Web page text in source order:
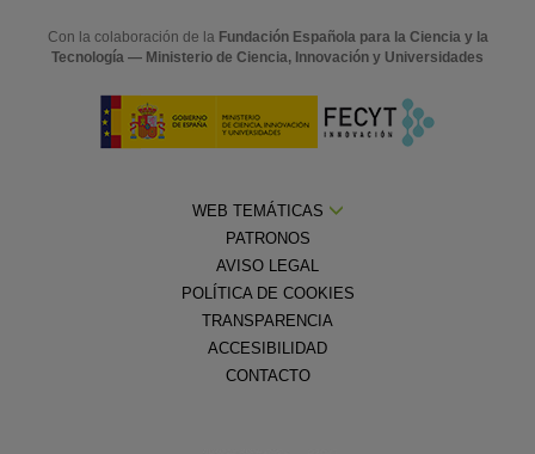
Con la colaboración de la Fundación Española para la Ciencia y la
Tecnología — Ministerio de Ciencia, Innovación y Universidades
WEB TEMÁTICAS
PATRONOS
AVISO LEGAL
POLÍTICA DE COOKIES
TRANSPARENCIA
ACCESIBILIDAD
CONTACTO